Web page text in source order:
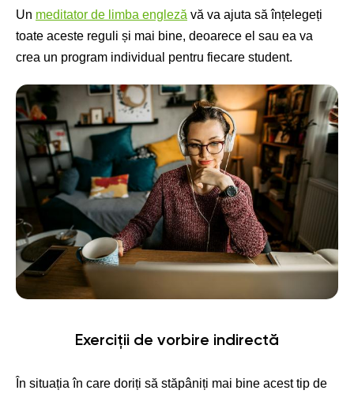
Un meditator de limba engleză vă va ajuta să înțelegeți
toate aceste reguli și mai bine, deoarece el sau ea va
crea un program individual pentru fiecare student.
Exerciții de vorbire indirectă
În situația în care doriți să stăpâniți mai bine acest tip de